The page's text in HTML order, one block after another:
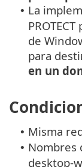
• La
de
para
en un
• Misma
• Nombres
desktop-